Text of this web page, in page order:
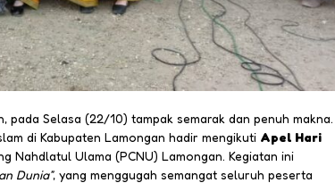
pada Selasa (22/10) tampak semarak dan penuh makna.
di Kabupaten Lamongan hadir mengikuti Apel Hari
Nahdlatul Ulama (PCNU) Lamongan. Kegiatan ini
Dunia”, yang menggugah semangat seluruh peserta